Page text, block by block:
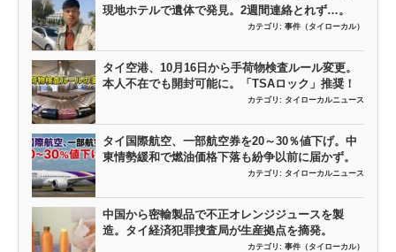
現地ホテルで遺体で発見。2週間連絡とれず…。
カテゴリ: 事件（タイローカル）
タイ空港、10月16日から手荷物検査ルール変更。
本人不在でも開封可能に。「TSAロック」推奨！
カテゴリ: タイローカルニュース
タイ国際航空、一部航空券を20～30％値下げ。中
東情勢緩和で燃油価格下落も紛争以前に届かず。
カテゴリ: タイローカルニュース
中国から密輸製品で不正オレンジジュースを製
造。タイ経済犯罪捜査局が生産拠点を摘発。
カテゴリ: 事件（タイローカル）